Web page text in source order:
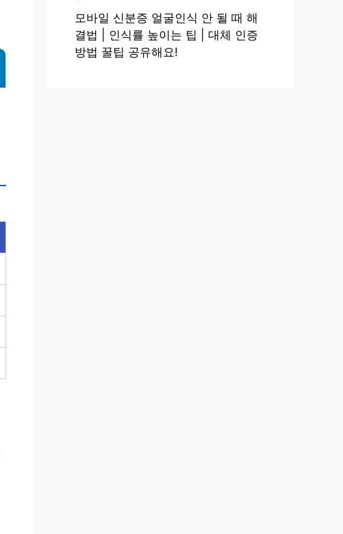
모바일 신분증 얼굴인식 안 될 때 해
결법 | 인식률 높이는 팁 | 대체 인증
방법 꿀팁 공유해요!